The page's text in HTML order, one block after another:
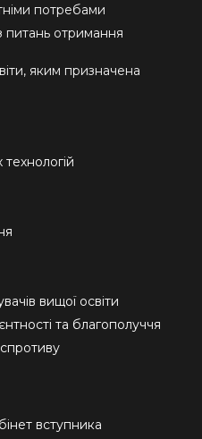
потребами
питань отримання
яким призначена
технологій
вищої освіти
та благополуччя
вступника